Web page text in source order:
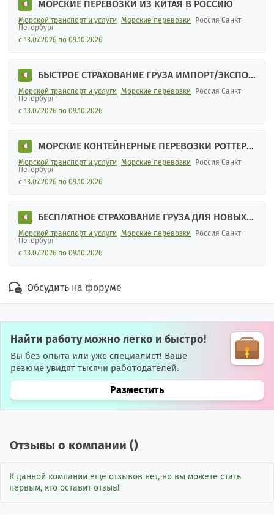
МОРСКИЕ ПЕРЕВОЗКИ ИЗ КИТАЯ В РОССИЮ
Морской транспорт и услуги Морские перевозки
Россия Санкт-
Петербург
с 13.07.2026 по 09.10.2026
БЫСТРОЕ СТРАХОВАНИЕ ГРУЗА ИМПОРТ/ЭКСПОР
Т
Морской транспорт и услуги Морские перевозки
Россия Санкт-
Петербург
с 13.07.2026 по 09.10.2026
МОРСКИЕ КОНТЕЙНЕРНЫЕ ПЕРЕВОЗКИ РОТТЕРД
АМ - САНКТ-ПЕТЕРБУРГ
Морской транспорт и услуги Морские перевозки
Россия Санкт-
Петербург
с 13.07.2026 по 09.10.2026
БЕСПЛАТНОЕ СТРАХОВАНИЕ ГРУЗА ДЛЯ НОВЫХ К
ЛИЕНТОВ
Морской транспорт и услуги Морские перевозки
Россия Санкт-
Петербург
с 13.07.2026 по 09.10.2026
Обсудить на форуме
Найти работу можно легко и быстро!
Вы без опыта или уже специалист! Ваше
резюме увидят тысячи работодателей.
Разместить
Отзывы о компании ()
К данной компании ещё отзывов нет, но вы можете стать
первым, кто оставит отзыв!